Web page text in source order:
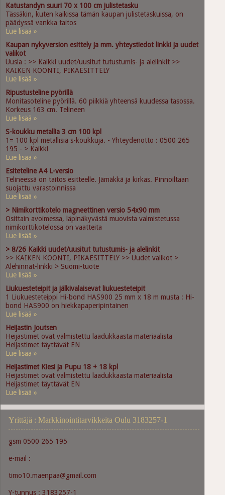
Katustandyn suuri 70 x 100 cm julistetasku
Tässäkin, kuten kaikissa tämän kaupan julistetaskuissa, on
päädyssä vankka taitos
Lue lisää »
Kaupan nykyversion esittely ja mm. yhteystiedot linkki ja uudet
valikot
Uusia : >> Kaikki uudet/uusitut tutustumis- ja alelinkit >>
KAIKEN KOONTI, PIKAESITTELY
Lue lisää »
Ripustusteline pyörillä
Monitasoteline pyörillä. 60 piikkiä yhteensä kuudessa tasossa.
Korkeus 163 cm. Telineen
Lue lisää »
S-koukku metallia 3 cm 100 kpl
1= 100 kpl metallisia s-koukkuja. - Yhteydenotto : 0500 265
195 - > Kaikki
Lue lisää »
Esiteteline A4 L-versio
Telineessä on taitos esitteelle. Jämäkkä ja kirkas. Pinnoiltaan
suojattu varastoinnissa
Lue lisää »
> Nimikorttikotelo magneettinen versio 54x90 mm
Osittain avoimessa, läpinäkyvästä muovista valmistetussa
nimikorttikotelossa on vaatteita
Lue lisää »
> 8/26 Kaikki uudet/uusitut tutustumis- ja alelinkit
>> KAIKEN KOONTI, PIKAESITTELY >> Uudet valikot >
Alehinnat-linkki > Suomi-tuote
Lue lisää »
Liukuesteteipit ja jälkivalaisevat liukuesteteipit
1 Liukuesteteippi Hi-bond HAS900 25 mm x 18 m musta : Hi-
bond HAS900 on hiekkapaperipintainen
Lue lisää »
Heijastin Joutsen
Heijastimet ovat valmistettu laadukkaasta materiaalista
Heijastimet täyttävät EN
Lue lisää »
Heijastimet Kiesi ja Pupu 18 + 18 kpl
Heijastimet ovat valmistettu laadukkaasta materiaalista
Heijastimet täyttävät EN
Lue lisää »
Yrittäjä : Markkinointitarvikkeita Oulu 3183257-1
gsm 0500 265 195
e-mail :
timo10.maenpaa@gmail.com
Y-tunnus : 3183257-1